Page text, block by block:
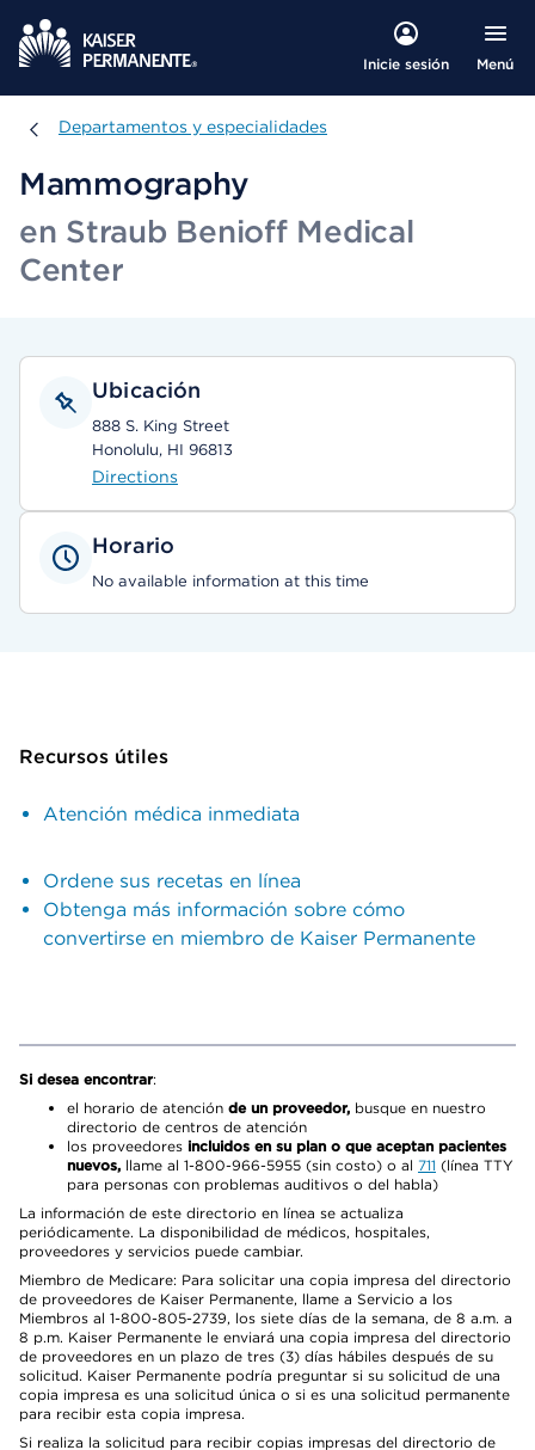
Inicie sesión Menú
Departamentos y especialidades
Departamentos y especialidades
Mammography
en Straub Benioff Medical
Center
Ubicación
888 S. King Street
Honolulu, HI 96813
Directions
Horario
No available information at this time
Recursos útiles
Atención médica inmediata
Ordene sus recetas en línea
Obtenga más información sobre cómo
convertirse en miembro de Kaiser Permanente
Si desea encontrar:
el horario de atención de un proveedor, busque en nuestro
directorio de centros de atención
los proveedores incluidos en su plan o que aceptan pacientes
nuevos, llame al 1-800-966-5955 (sin costo) o al 711 (línea TTY
para personas con problemas auditivos o del habla)
La información de este directorio en línea se actualiza
periódicamente. La disponibilidad de médicos, hospitales,
proveedores y servicios puede cambiar.
Miembro de Medicare: Para solicitar una copia impresa del directorio
de proveedores de Kaiser Permanente, llame a Servicio a los
Miembros al 1-800-805-2739, los siete días de la semana, de 8 a.m. a
8 p.m. Kaiser Permanente le enviará una copia impresa del directorio
de proveedores en un plazo de tres (3) días hábiles después de su
solicitud. Kaiser Permanente podría preguntar si su solicitud de una
copia impresa es una solicitud única o si es una solicitud permanente
para recibir esta copia impresa.
Si realiza la solicitud para recibir copias impresas del directorio de